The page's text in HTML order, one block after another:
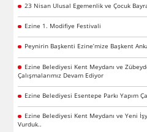
23 Nisan Ulusal Egemenlik ve Çocuk
Ezine 1. Modifiye Festivali
Peynirin Başkenti Ezine’mize Başkent
Ezine Belediyesi Kent Meydanı ve
Çalışmalarımız Devam Ediyor
Ezine Belediyesi Esentepe Parkı Yapım
Ezine Belediyesi Kent Meydanı ve Yeni
Vurduk..